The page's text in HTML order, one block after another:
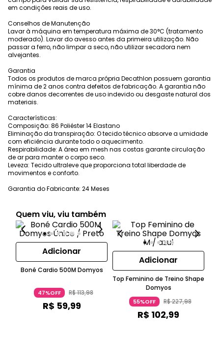
em condições reais de uso.
Conselhos de Manutenção
Lavar à máquina em temperatura máxima de 30°C (tratamento
moderado). Lavar do avesso antes da primeira utilização. Não
passar a ferro, não limpar a seco, não utilizar secadora nem
alvejantes.
Garantia
Todos os produtos de marca própria Decathlon possuem garantia
mínima de 2 anos contra defeitos de fabricação. A garantia não
cobre danos decorrentes de uso indevido ou desgaste natural dos
materiais.
Características:
Composição: 86 Poliéster 14 Elastano
Eliminação da transpiração: O tecido técnico absorve a umidade
com eficiência durante todo o aquecimento.
Respirabilidade: A área em mesh nas costas garante circulação
de ar para manter o corpo seco.
Leveza: Tecido ultraleve que proporciona total liberdade de
movimentos e conforto.
Garantia do Fabricante: 24 Meses
Quem viu, viu também
Adicionar
Boné Cardio 500M Domyos
47%OFF R$113,98
R$ 59,99
Adicionar
Top Feminino de Treino Shape
Domyos
55%OFF R$227,98
R$ 102,99